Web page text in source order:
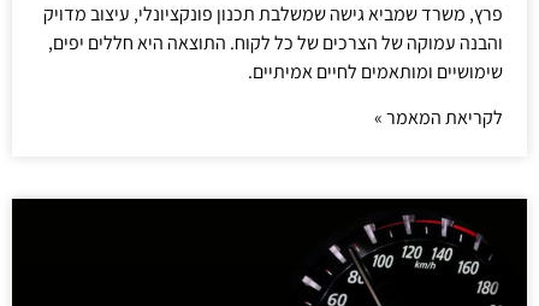
פרץ, משרד שמביא גישה שמשלבת תכנון פונקציונלי, עיצוב מדויק
והבנה עמוקה של הצרכים של כל לקוח. התוצאה היא חללים יפים,
שימושיים ומותאמים לחיים אמיתיים.
לקריאת המאמר »